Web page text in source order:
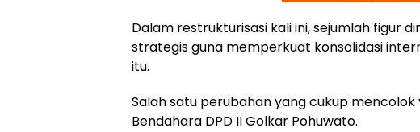
Dalam restrukturisasi kali ini, sejumlah figur
strategis guna memperkuat konsolidasi
itu.
Salah satu perubahan yang cukup
Bendahara DPD II Golkar Pohuwato.